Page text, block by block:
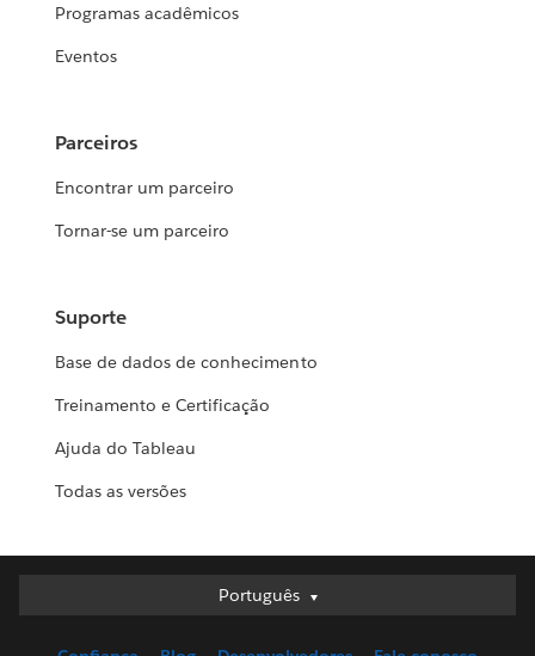
Programas acadêmicos
Eventos
Parceiros
Encontrar um parceiro
Tornar-se um parceiro
Suporte
Base de dados de conhecimento
Treinamento e Certificação
Ajuda do Tableau
Todas as versões
Português
Português